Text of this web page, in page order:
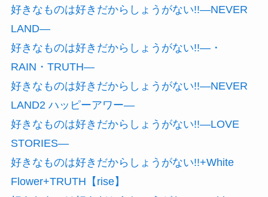
好きなものは好きだからしょうがない!!―NEVER
LAND―
好きなものは好きだからしょうがない!!―・
RAIN・TRUTH―
好きなものは好きだからしょうがない!!―NEVER
LAND2 ハッピーアワー―
好きなものは好きだからしょうがない!!―LOVE
STORIES―
好きなものは好きだからしょうがない!!+White
Flower+TRUTH【rise】